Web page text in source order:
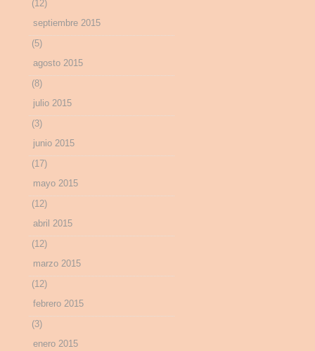
(12)
septiembre 2015
(5)
agosto 2015
(8)
julio 2015
(3)
junio 2015
(17)
mayo 2015
(12)
abril 2015
(12)
marzo 2015
(12)
febrero 2015
(3)
enero 2015